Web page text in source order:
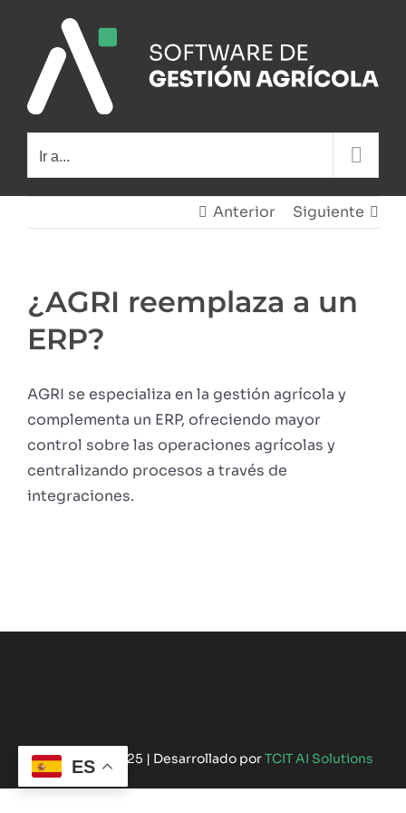
contenido
Ir a...
Anterior Siguiente
¿AGRI reemplaza a un
ERP?
AGRI se especializa en la gestión agrícola y
complementa un ERP, ofreciendo mayor
control sobre las operaciones agrícolas y
centralizando procesos a través de
integraciones.
©Copyright 2025 | Desarrollado porTCIT AI Solutions
ES